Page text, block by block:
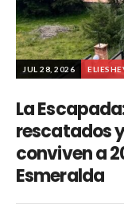
JUL 28, 2026
La
rescatados
conviven a
Esmeralda